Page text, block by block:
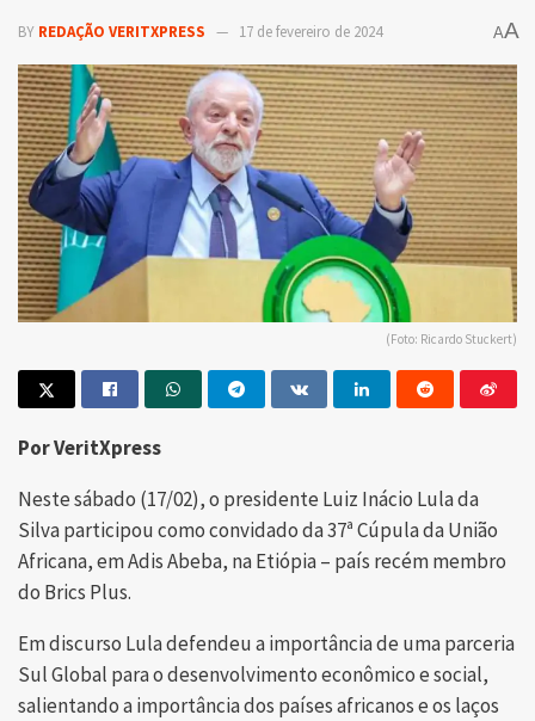
BY REDAÇÃO VERITXPRESS 17 de fevereiro de 2024 AA
(Foto: Ricardo Stuckert)
Por VeritXpress
Neste sábado (17/02), o presidente Luiz Inácio Lula da
Silva participou como convidado da 37ª Cúpula da União
Africana, em Adis Abeba, na Etiópia – país recém membro
do Brics Plus.
Em discurso Lula defendeu a importância de uma parceria
Sul Global para o desenvolvimento econômico e social,
salientando a importância dos países africanos e os laços